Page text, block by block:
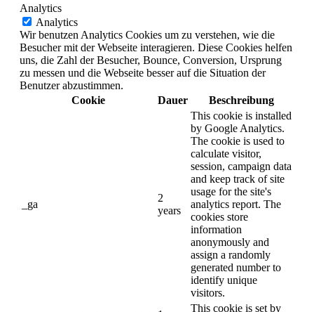
Analytics
Analytics
Wir benutzen Analytics Cookies um zu verstehen, wie die
Besucher mit der Webseite interagieren. Diese Cookies helfen
uns, die Zahl der Besucher, Bounce, Conversion, Ursprung
zu messen und die Webseite besser auf die Situation der
Benutzer abzustimmen.
Cookie
Dauer Beschreibung
_ga
2
years
This cookie is installed
by Google Analytics.
The cookie is used to
calculate visitor,
session, campaign data
and keep track of site
usage for the site's
analytics report. The
cookies store
information
anonymously and
assign a randomly
generated number to
identify unique
visitors.
This cookie is set by